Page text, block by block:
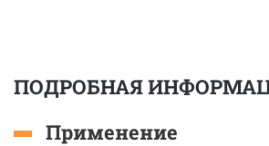
ПОДРОБНАЯ
Применение